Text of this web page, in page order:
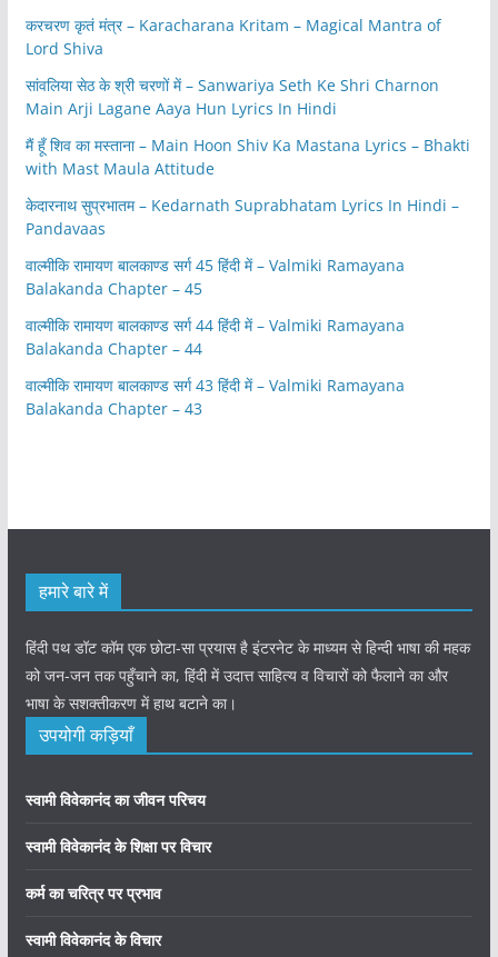
करचरण कृतं मंत्र – Karacharana Kritam – Magical Mantra of
Lord Shiva
सांवलिया सेठ के श्री चरणों में – Sanwariya Seth Ke Shri Charnon
Main Arji Lagane Aaya Hun Lyrics In Hindi
मैं हूँ शिव का मस्ताना – Main Hoon Shiv Ka Mastana Lyrics – Bhakti
with Mast Maula Attitude
केदारनाथ सुप्रभातम – Kedarnath Suprabhatam Lyrics In Hindi –
Pandavaas
वाल्मीकि रामायण बालकाण्ड सर्ग 45 हिंदी में – Valmiki Ramayana
Balakanda Chapter – 45
वाल्मीकि रामायण बालकाण्ड सर्ग 44 हिंदी में – Valmiki Ramayana
Balakanda Chapter – 44
वाल्मीकि रामायण बालकाण्ड सर्ग 43 हिंदी में – Valmiki Ramayana
Balakanda Chapter – 43
हमारे बारे में
हिंदी पथ डॉट कॉम एक छोटा-सा प्रयास है इंटरनेट के माध्यम से हिन्दी भाषा की महक
को जन-जन तक पहुँचाने का, हिंदी में उदात्त साहित्य व विचारों को फैलाने का और
भाषा के सशक्तीकरण में हाथ बटाने का।
उपयोगी कड़ियाँ
स्वामी विवेकानंद का जीवन परिचय
स्वामी विवेकानंद के शिक्षा पर विचार
कर्म का चरित्र पर प्रभाव
स्वामी विवेकानंद के विचार